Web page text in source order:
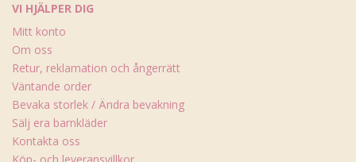
VI HJÄLPER DIG
Mitt konto
Om oss
Retur, reklamation och ångerrätt
Väntande order
Bevaka storlek / Ändra bevakning
Sälj era barnkläder
Kontakta oss